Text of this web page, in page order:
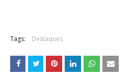
Tags: Destaques